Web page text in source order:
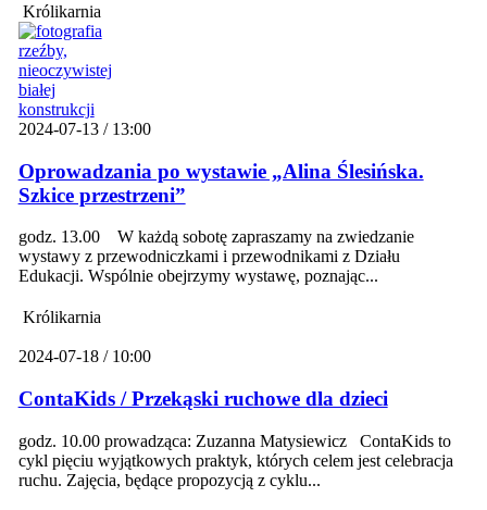
Królikarnia
2024-07-13 / 13:00
Oprowadzania po wystawie „Alina Ślesińska.
Szkice przestrzeni”
godz. 13.00 W każdą sobotę zapraszamy na zwiedzanie
wystawy z przewodniczkami i przewodnikami z Działu
Edukacji. Wspólnie obejrzymy wystawę, poznając...
Królikarnia
2024-07-18 / 10:00
ContaKids / Przekąski ruchowe dla dzieci
godz. 10.00 prowadząca: Zuzanna Matysiewicz ContaKids to
cykl pięciu wyjątkowych praktyk, których celem jest celebracja
ruchu. Zajęcia, będące propozycją z cyklu...